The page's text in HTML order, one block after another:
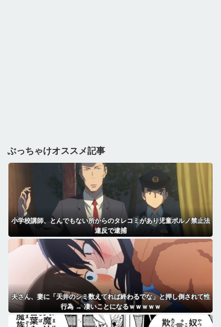
ぶっちゃけオススメ記事
小学校講師、とんでもない所からのタレコミがあり児童ポルノ禁止法
違反で逮捕
夫さん、妻に「天井のシミ数えてれば終わるでな」と押し倒されて性
行為 → 凄いことになるｗｗｗｗｗ